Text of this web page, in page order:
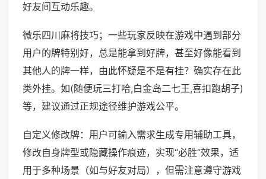
好友间互动乐趣。
微乐四川麻将技巧；一些玩家反映在游戏中遇到部分
用户的牌特别好，总是能拿到好牌，甚至好像能看到
其他人的牌一样，由此怀疑是不是有挂？确实存在此
类外挂。如(随便玩三打哈,白金岛二七王,喜扣跑胡子)
等，建议通过正规途径维护游戏公平。
自定义修改牌：用户可输入需求生成专用辅助工具，
修改自身牌型或隐藏操作痕迹，实现“必胜”效果，适
用于多种场景（如与好友对局），但需注意遵守游戏